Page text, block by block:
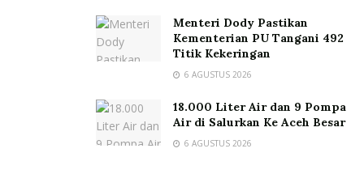
Menteri Dody Pastikan
Kementerian PU Tangani 492
Titik Kekeringan
6 AGUSTUS 2026
18.000 Liter Air dan 9 Pompa
Air di Salurkan Ke Aceh Besar
6 AGUSTUS 2026